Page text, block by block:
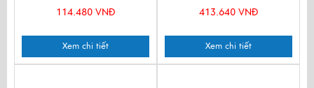
114.480 VNĐ
Xem chi tiết
413.640 VNĐ
Xem chi tiết